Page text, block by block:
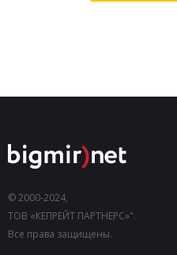
© 2000-2024,
ТОВ «КЕПРЕЙТ ПАРТНЕРС»".
Все права защищены.